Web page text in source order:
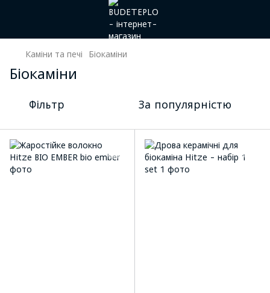
Каміни та печі Біокаміни
Біокаміни
Фільтр За популярністю